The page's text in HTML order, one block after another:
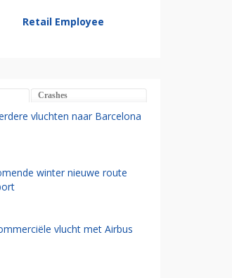
Retail Employee
Crashes
vluchten naar Barcelona
winter nieuwe route
vlucht met Airbus